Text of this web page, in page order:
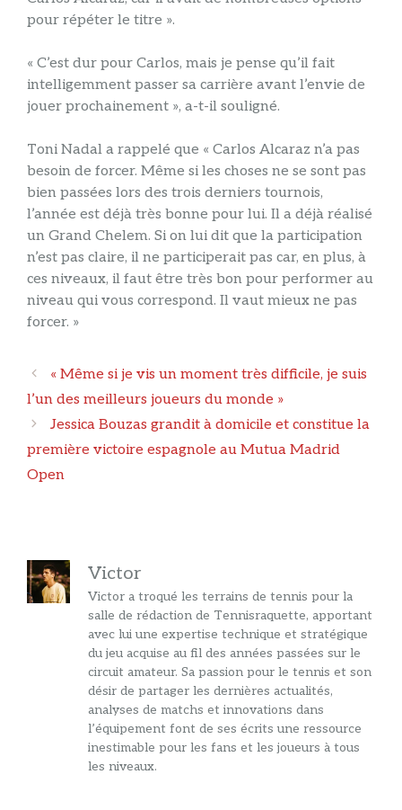
pour répéter le titre ».
« C’est dur pour Carlos, mais je pense qu’il fait
intelligemment passer sa carrière avant l’envie de
jouer prochainement », a-t-il souligné.
Toni Nadal a rappelé que « Carlos Alcaraz n’a pas
besoin de forcer. Même si les choses ne se sont pas
bien passées lors des trois derniers tournois,
l’année est déjà très bonne pour lui. Il a déjà réalisé
un Grand Chelem. Si on lui dit que la participation
n’est pas claire, il ne participerait pas car, en plus, à
ces niveaux, il faut être très bon pour performer au
niveau qui vous correspond. Il vaut mieux ne pas
forcer. »
Navigation
des
« Même si je vis un moment très difficile, je suis
l’un des meilleurs joueurs du monde »
Jessica Bouzas grandit à domicile et constitue la
première victoire espagnole au Mutua Madrid
Open
Victor
Victor a troqué les terrains de tennis pour la
salle de rédaction de Tennisraquette, apportant
avec lui une expertise technique et stratégique
du jeu acquise au fil des années passées sur le
circuit amateur. Sa passion pour le tennis et son
désir de partager les dernières actualités,
analyses de matchs et innovations dans
l’équipement font de ses écrits une ressource
inestimable pour les fans et les joueurs à tous
les niveaux.